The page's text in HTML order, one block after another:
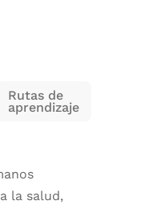
Rutas de
aprendizaje
la salud,